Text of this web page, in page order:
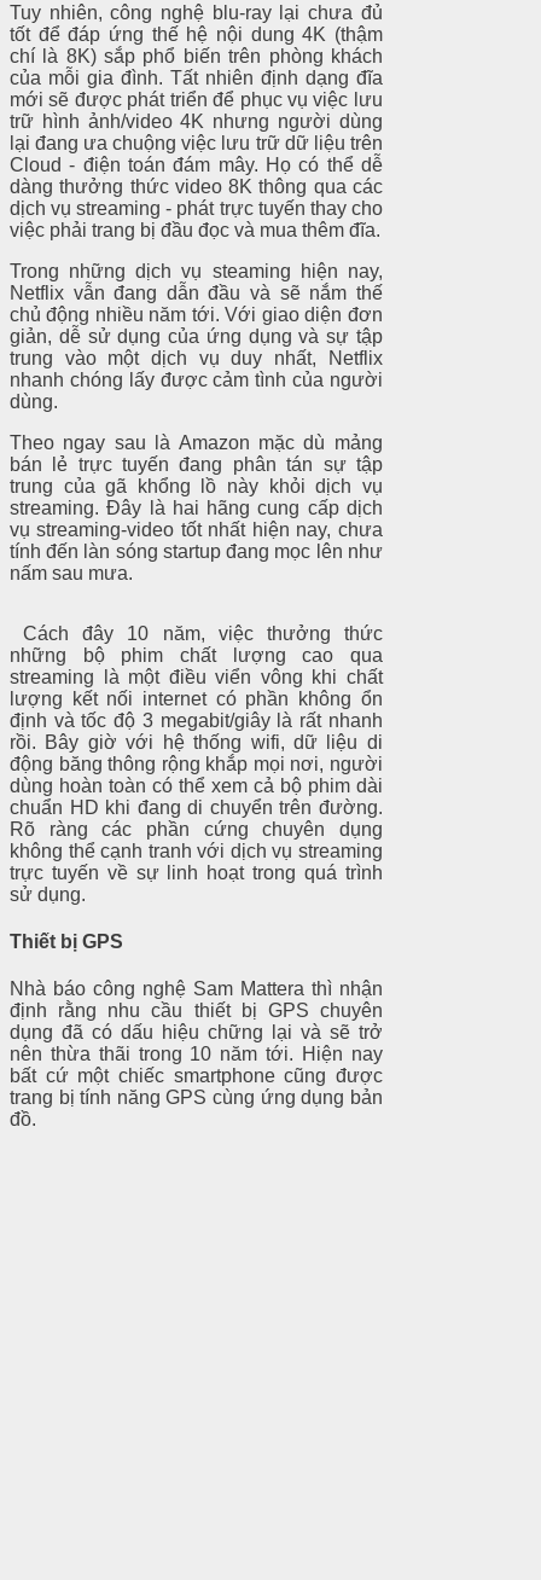
Tuy nhiên, công nghệ blu-ray lại chưa đủ
tốt để đáp ứng thế hệ nội dung 4K (thậm
chí là 8K) sắp phổ biến trên phòng khách
của mỗi gia đình. Tất nhiên định dạng đĩa
mới sẽ được phát triển để phục vụ việc lưu
trữ hình ảnh/video 4K nhưng người dùng
lại đang ưa chuộng việc lưu trữ dữ liệu trên
Cloud - điện toán đám mây. Họ có thể dễ
dàng thưởng thức video 8K thông qua các
dịch vụ streaming - phát trực tuyến thay cho
việc phải trang bị đầu đọc và mua thêm đĩa.
Trong những dịch vụ steaming hiện nay,
Netflix vẫn đang dẫn đầu và sẽ nắm thế
chủ động nhiều năm tới. Với giao diện đơn
giản, dễ sử dụng của ứng dụng và sự tập
trung vào một dịch vụ duy nhất, Netflix
nhanh chóng lấy được cảm tình của người
dùng.
Theo ngay sau là Amazon mặc dù mảng
bán lẻ trực tuyến đang phân tán sự tập
trung của gã khổng lồ này khỏi dịch vụ
streaming. Đây là hai hãng cung cấp dịch
vụ streaming-video tốt nhất hiện nay, chưa
tính đến làn sóng startup đang mọc lên như
nấm sau mưa.
Cách đây 10 năm, việc thưởng thức
những bộ phim chất lượng cao qua
streaming là một điều viển vông khi chất
lượng kết nối internet có phần không ổn
định và tốc độ 3 megabit/giây là rất nhanh
rồi. Bây giờ với hệ thống wifi, dữ liệu di
động băng thông rộng khắp mọi nơi, người
dùng hoàn toàn có thể xem cả bộ phim dài
chuẩn HD khi đang di chuyển trên đường.
Rõ ràng các phần cứng chuyên dụng
không thể cạnh tranh với dịch vụ streaming
trực tuyến về sự linh hoạt trong quá trình
sử dụng.
Thiết bị GPS
Nhà báo công nghệ Sam Mattera thì nhận
định rằng nhu cầu thiết bị GPS chuyên
dụng đã có dấu hiệu chững lại và sẽ trở
nên thừa thãi trong 10 năm tới. Hiện nay
bất cứ một chiếc smartphone cũng được
trang bị tính năng GPS cùng ứng dụng bản
đồ.